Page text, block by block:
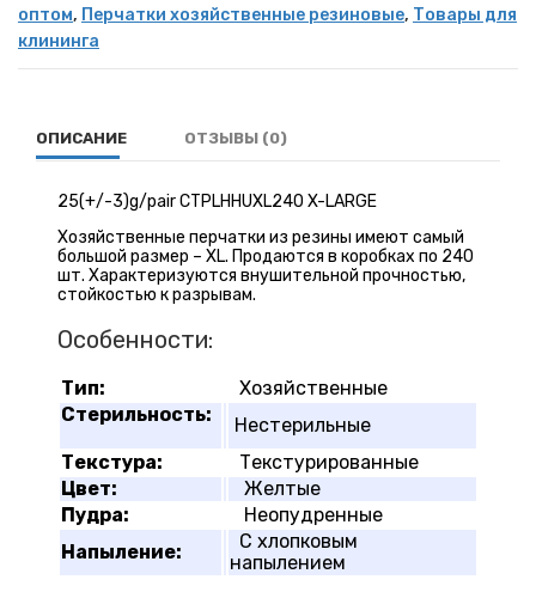
оптом, Перчатки хозяйственные резиновые, Товары для
клининга
ОПИСАНИЕ ОТЗЫВЫ (0)
25(+/-3)g/pair CTPLHHUXL240 X-LARGE
Хозяйственные перчатки из резины имеют самый
большой размер – XL. Продаются в коробках по 240
шт. Характеризуются внушительной прочностью,
стойкостью к разрывам.
Особенности:
Тип:
Хозяйственные
Стерильность:
Нестерильные
Текстура:
Текстурированные
Цвет:
Желтые
Пудра:
Неопудренные
Напыление:
С хлопковым
напылением